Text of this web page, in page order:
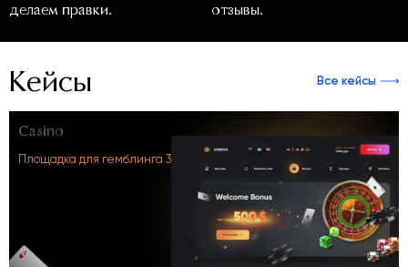
делаем правки.
отзывы.
Кейсы Все кейсы
Casino
Площадка для гемблинга 3